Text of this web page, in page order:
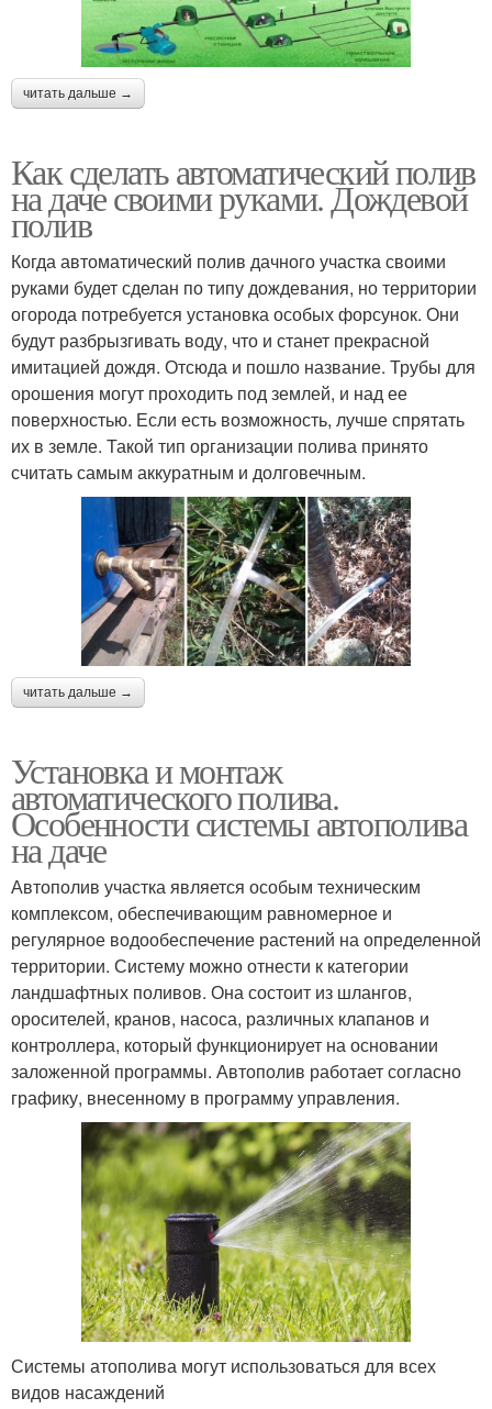
читать дальше →
Как сделать автоматический полив
на даче своими руками. Дождевой
полив
Когда автоматический полив дачного участка своими
руками будет сделан по типу дождевания, но территории
огорода потребуется установка особых форсунок. Они
будут разбрызгивать воду, что и станет прекрасной
имитацией дождя. Отсюда и пошло название. Трубы для
орошения могут проходить под землей, и над ее
поверхностью. Если есть возможность, лучше спрятать
их в земле. Такой тип организации полива принято
считать самым аккуратным и долговечным.
читать дальше →
Установка и монтаж
автоматического полива.
Особенности системы автополива
на даче
Автополив участка является особым техническим
комплексом, обеспечивающим равномерное и
регулярное водообеспечение растений на определенной
территории. Систему можно отнести к категории
ландшафтных поливов. Она состоит из шлангов,
оросителей, кранов, насоса, различных клапанов и
контроллера, который функционирует на основании
заложенной программы. Автополив работает согласно
графику, внесенному в программу управления.
Системы атополива могут использоваться для всех
видов насаждений